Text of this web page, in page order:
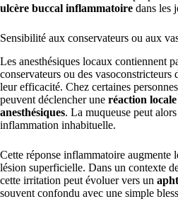
ulcère buccal inflammatoire dans les
Sensibilité aux conservateurs ou aux
Les anesthésiques locaux contiennent
conservateurs ou des vasoconstricteurs
leur efficacité. Chez certaines
peuvent déclencher une réaction
anesthésiques. La muqueuse peut
inflammation inhabituelle.
Cette réponse inflammatoire augmente
lésion superficielle. Dans un contexte
cette irritation peut évoluer vers un
souvent confondu avec une simple